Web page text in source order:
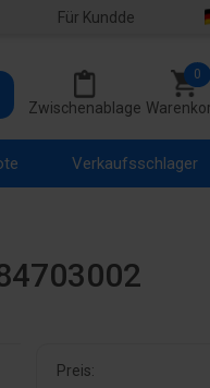
Für Kundde
Zwischenablage
0
Verkaufsschlager
Preis: